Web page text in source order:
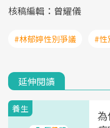
核稿編輯：曾耀儀
#林郁婷性別爭議 #性
延伸閱讀
養生